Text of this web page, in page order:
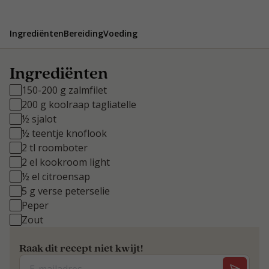
IngrediëntenBereidingVoeding
Ingrediënten
150-200 g zalmfilet
200 g koolraap tagliatelle
½ sjalot
½ teentje knoflook
2 tl roomboter
2 el kookroom light
½ el citroensap
5 g verse peterselie
Peper
Zout
Raak dit recept niet kwijt!